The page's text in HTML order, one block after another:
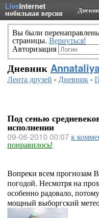
LiveInternet
мобильная версия
Вы были
страницы. Вернуться!
Авторизация
Дневник
Лента друзей -Дневник-
Под сенью
исполнении
09-06-2010 00:07к
понравилось!
Вопреки всем прогнозам
погодой. Несмотря на
особенно радовало,
мощный выборгский